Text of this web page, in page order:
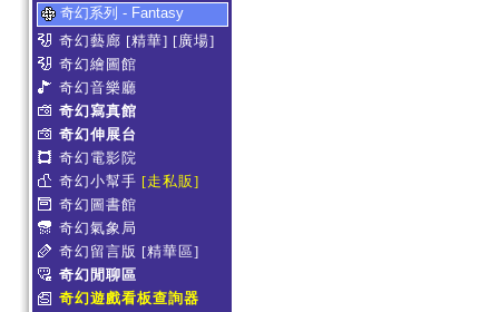
奇幻系列 - Fantasy
奇幻藝廊 [精華] [廣場]
奇幻繪圖館
奇幻音樂廳
奇幻寫真館
奇幻伸展台
奇幻電影院
奇幻小幫手 [走私販]
奇幻圖書館
奇幻氣象局
奇幻留言版 [精華區]
奇幻閒聊區
奇幻遊戲看板查詢器